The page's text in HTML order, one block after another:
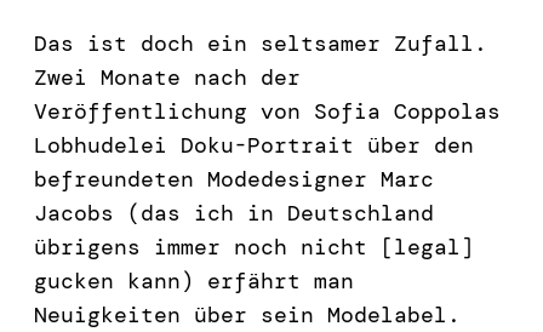
Das ist doch ein seltsamer Zufall.
Zwei Monate nach der
Veröffentlichung von Sofia Coppolas
Lobhudelei Doku-Portrait über den
befreundeten Modedesigner Marc
Jacobs (das ich in Deutschland
übrigens immer noch nicht [legal]
gucken kann) erfährt man
Neuigkeiten über sein Modelabel.